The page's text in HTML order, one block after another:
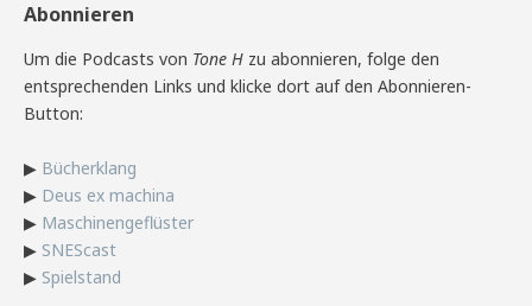
Abonnieren
Um die Podcasts von Tone H zu abonnieren, folge den
entsprechenden Links und klicke dort auf den Abonnieren-
Button:
▶ Bücherklang
▶ Deus ex machina
▶ Maschinengeflüster
▶ SNEScast
▶ Spielstand